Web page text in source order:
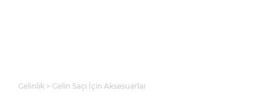
Gelinlik Gelin Saçı İçin Aksesuarlar